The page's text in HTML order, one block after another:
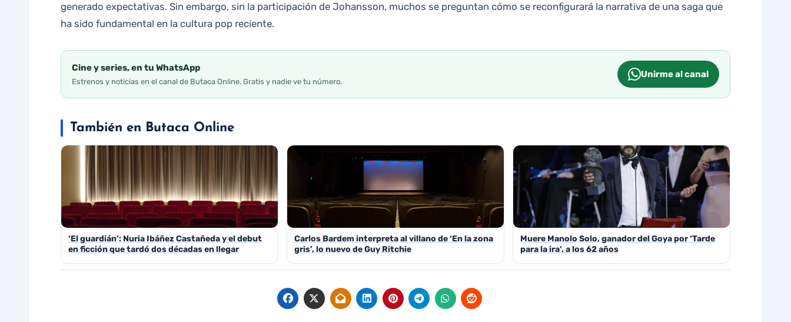
generado expectativas. Sin embargo, sin la participación de Johansson, muchos se preguntan cómo se reconfigurará la narrativa de una saga que
ha sido fundamental en la cultura pop reciente.
Cine y series, en tu WhatsApp
Estrenos y noticias en el canal de Butaca Online. Gratis y nadie ve tu número.
Unirme al canal
También en Butaca Online
‘El guardián’: Nuria Ibáñez Castañeda y el debut
en ficción que tardó dos décadas en llegar
Carlos Bardem interpreta al villano de ‘En la zona
gris’, lo nuevo de Guy Ritchie
Muere Manolo Solo, ganador del Goya por ‘Tarde
para la ira’, a los 62 años